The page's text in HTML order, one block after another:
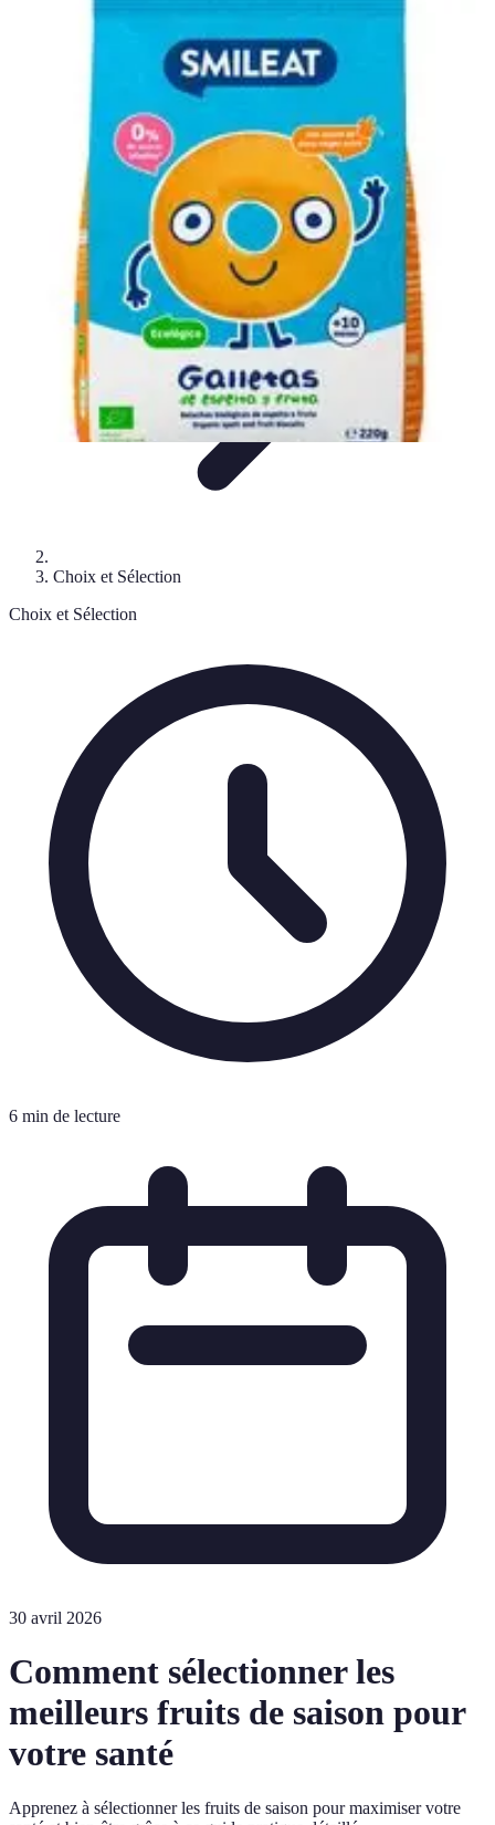
Fruits de Saison
Alimentation saineArticles Mensuels
Conservation
Fruits de Saison
Choix et Sélection
Choix et Sélection
6 min de lecture
30 avril 2026
Comment sélectionner les
meilleurs fruits de saison pour
votre santé
Apprenez à sélectionner les fruits de saison pour maximiser votre